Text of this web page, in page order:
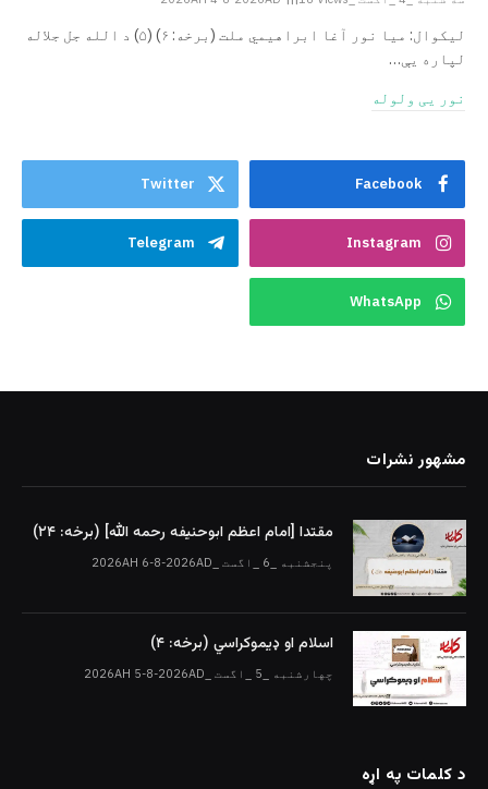
ليکوال: میا نور آغا ابراهيمي ملت (برخه: ۶) (۵) د الله جل جلاله
لپاره یې…
نور یی ولوله
Facebook
Twitter
Instagram
Telegram
WhatsApp
مشهور نشرات
مقتدا [امام اعظم ابوحنیفه رحمه الله‎] (برخه: ۲۴)
پنجشنبه _6 _اگست _2026AH 6-8-2026AD
اسلام او ډیموکراسي (برخه: ۴)
چهارشنبه _5 _اگست _2026AH 5-8-2026AD
د کلمات په اړه